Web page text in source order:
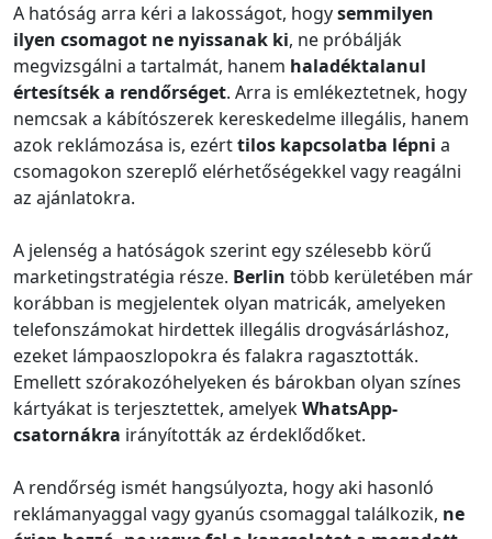
A hatóság arra kéri a lakosságot, hogysemmilyen
ilyen csomagot ne nyissanak ki, ne próbálják
megvizsgálni a tartalmát, hanem haladéktalanul
értesítsék a rendőrséget. Arra is emlékeztetnek, hogy
nemcsak a kábítószerek kereskedelme illegális, hanem
azok reklámozása is, ezérttilos kapcsolatba lépni a
csomagokon szereplő elérhetőségekkel vagy reagálni
az ajánlatokra.
A jelenség a hatóságok szerint egy szélesebb körű
marketingstratégia része. Berlin több kerületében már
korábban is megjelentek olyan matricák, amelyeken
telefonszámokat hirdettek illegális drogvásárláshoz,
ezeket lámpaoszlopokra és falakra ragasztották.
Emellett szórakozóhelyeken és bárokban olyan színes
kártyákat is terjesztettek, amelyekWhatsApp-
csatornákra irányították az érdeklődőket.
A rendőrség ismét hangsúlyozta, hogy aki hasonló
reklámanyaggal vagy gyanús csomaggal találkozik, ne